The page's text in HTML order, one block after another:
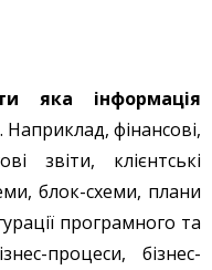
яка інформація
. Наприклад, фінансові,
звіти, клієнтські
блок-схеми, плани
програмного та
процеси, бізнес-